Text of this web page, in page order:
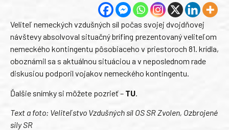
Veliteľ nemeckých vzdušných síl počas svojej dvojdňovej
návštevy absolvoval situačný brífing prezentovaný veliteľom
nemeckého kontingentu pôsobiaceho v priestoroch 81. krídla,
oboznámil sa s aktuálnou situáciou a v neposlednom rade
diskusiou podporil vojakov nemeckého kontingentu.
Ďalšie snímky si môžete pozrieť – TU
Text a foto: Veliteľstvo Vzdušných síl OS SR Zvolen, Ozbrojené
sily SR